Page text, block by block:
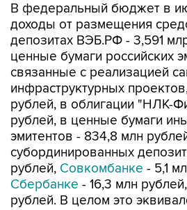
В федеральный бюджет в
доходы от размещения
депозитах ВЭБ.РФ - 3,591
ценные бумаги российских
связанные с реализацией
инфраструктурных
рублей, в облигации "НЛК-
рублей, в ценные бумаги
эмитентов - 834,8 млн
субординированных
рублей, Совкомбанке - 5,1
Сбербанке - 16,3 млн
рублей. В целом это